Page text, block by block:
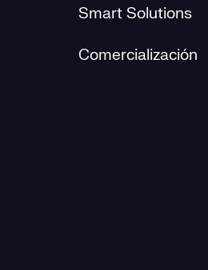
Smart Solutions
Comercialización